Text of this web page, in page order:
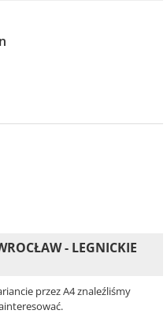
- LEGNICKIE
przez A4 znaleźliśmy